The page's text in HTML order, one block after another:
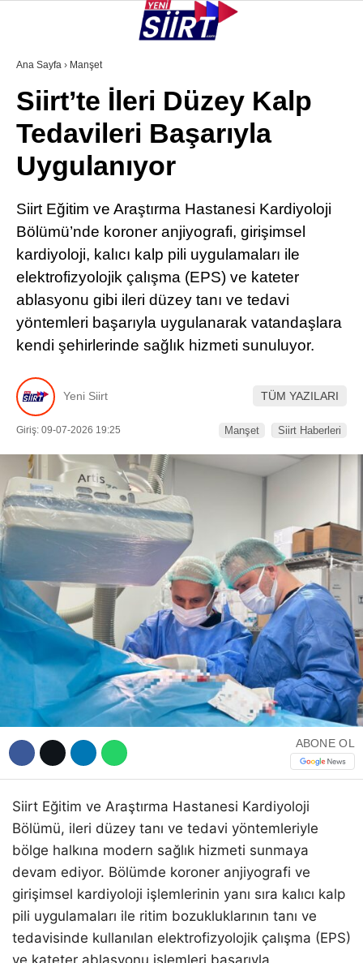
WhatsApp İhbar Hattı
Facebook
Instagram
Youtube
YAZARLAR
KURTALAN
ERUH
PERVARI
ŞIRVAN
TILLO
GÜNDEM
Ana Sayfa › Manşet
Siirt’te İleri Düzey Kalp
Tedavileri Başarıyla
Uygulanıyor
Siirt Eğitim ve Araştırma Hastanesi Kardiyoloji
Bölümü’nde koroner anjiyografi, girişimsel
kardiyoloji, kalıcı kalp pili uygulamaları ile
elektrofizyolojik çalışma (EPS) ve kateter
ablasyonu gibi ileri düzey tanı ve tedavi
yöntemleri başarıyla uygulanarak vatandaşlara
kendi şehirlerinde sağlık hizmeti sunuluyor.
Yeni Siirt TÜM YAZILARI
Giriş: 09-07-2026 19:25 Manşet Siirt Haberleri
ABONE OL
Siirt Eğitim ve Araştırma Hastanesi Kardiyoloji
Bölümü, ileri düzey tanı ve tedavi yöntemleriyle
bölge halkına modern sağlık hizmeti sunmaya
devam ediyor. Bölümde koroner anjiyografi ve
girişimsel kardiyoloji işlemlerinin yanı sıra kalıcı kalp
pili uygulamaları ile ritim bozukluklarının tanı ve
tedavisinde kullanılan elektrofizyolojik çalışma (EPS)
ve kateter ablasyonu işlemleri başarıyla